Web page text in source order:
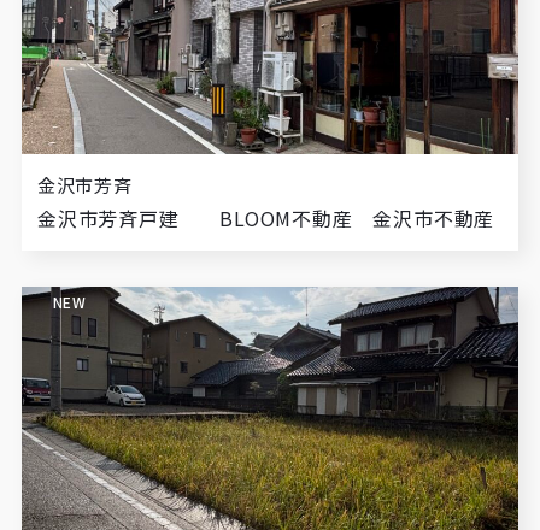
金沢市芳斉
金沢市芳斉戸建 BLOOM不動産 金沢市不動産
NEW